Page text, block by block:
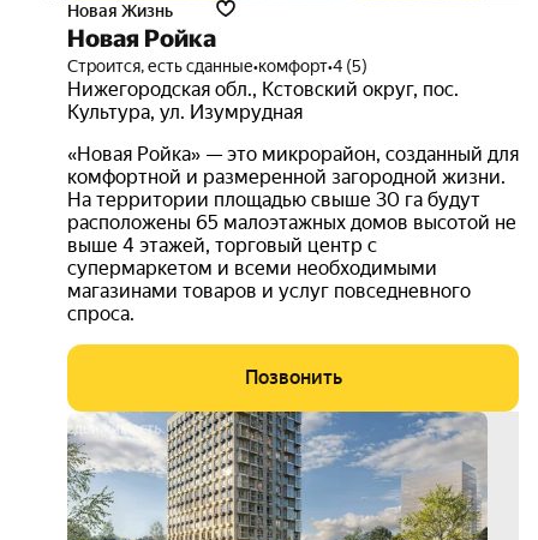
Новая Жизнь
Новая Ройка
Строится, есть сданные•комфорт•4 (5)
Нижегородская обл., Кстовский округ, пос.
Культура, ул. Изумрудная
«Новая Ройка» — это микрорайон, созданный для
комфортной и размеренной загородной жизни.
На территории площадью свыше 30 га будут
расположены 65 малоэтажных домов высотой не
выше 4 этажей, торговый центр с
супермаркетом и всеми необходимыми
магазинами товаров и услуг повседневного
спроса.
Позвонить